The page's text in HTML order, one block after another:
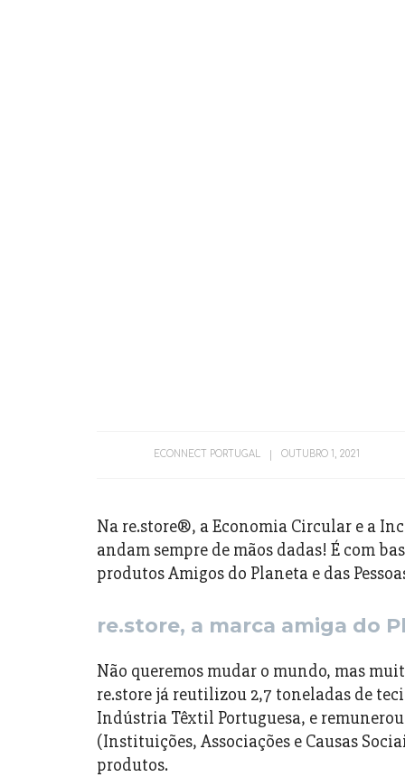
ECONNECT PORTUGAL OUTUBRO 1, 2021
Na re.store®, a Economia Circular e a
andam sempre de mãos dadas! É com
produtos Amigos do Planeta e das
re.store, a marca amiga do
Não queremos mudar o mundo, mas
re.store já reutilizou 2,7 toneladas de
Indústria Têxtil Portuguesa, e
(Instituições, Associações e Causas
produtos.